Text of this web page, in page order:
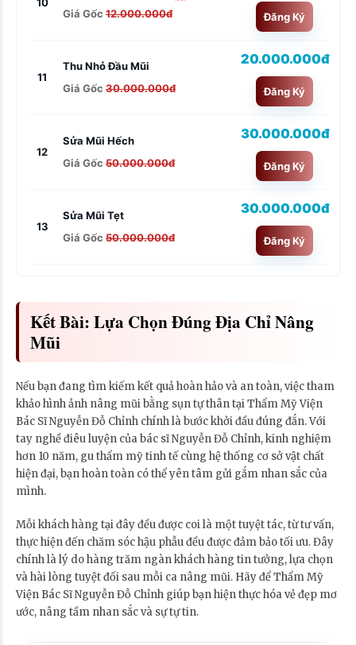
10
Giá Gốc 12.000.000đ Đăng Ký
11
Thu Nhỏ Đầu Mũi
Giá Gốc 30.000.000đ
20.000.000đ
Đăng Ký
12
Sửa Mũi Hếch
Giá Gốc 50.000.000đ
30.000.000đ
Đăng Ký
13
Sửa Mũi Tẹt
Giá Gốc 50.000.000đ
30.000.000đ
Đăng Ký
Kết Bài: Lựa Chọn Đúng Địa Chỉ Nâng
Mũi
Nếu bạn đang tìm kiếm kết quả hoàn hảo và an toàn, việc tham
khảo hình ảnh nâng mũi bằng sụn tự thân tại Thẩm Mỹ Viện
Bác Sĩ Nguyễn Đỗ Chỉnh chính là bước khởi đầu đúng đắn. Với
tay nghề điêu luyện của bác sĩ Nguyễn Đỗ Chỉnh, kinh nghiệm
hơn 10 năm, gu thẩm mỹ tinh tế cùng hệ thống cơ sở vật chất
hiện đại, bạn hoàn toàn có thể yên tâm gửi gắm nhan sắc của
mình.
Mỗi khách hàng tại đây đều được coi là một tuyệt tác, từ tư vấn,
thực hiện đến chăm sóc hậu phẫu đều được đảm bảo tối ưu. Đây
chính là lý do hàng trăm ngàn khách hàng tin tưởng, lựa chọn
và hài lòng tuyệt đối sau mỗi ca nâng mũi. Hãy để Thẩm Mỹ
Viện Bác Sĩ Nguyễn Đỗ Chỉnh giúp bạn hiện thực hóa vẻ đẹp mơ
ước, nâng tầm nhan sắc và sự tự tin.